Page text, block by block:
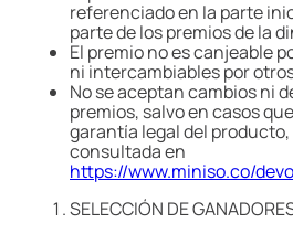
referenciado en la parte
parte de los premios de la
El premio no es canjeable
ni intercambiables por
No se aceptan cambios ni
premios, salvo en casos
garantía legal del
consultada en
https://www.miniso.co/
SELECCIÓN DE